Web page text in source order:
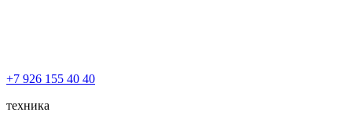
+7 926 155 40 40
техника